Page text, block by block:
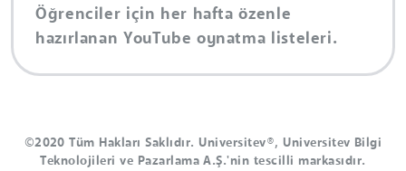
Öğrenciler için her hafta özenle
hazırlanan YouTube oynatma listeleri.
©2020 Tüm Hakları Saklıdır. Universitev®, Universitev Bilgi
Teknolojileri ve Pazarlama A.Ş.'nin tescilli markasıdır.